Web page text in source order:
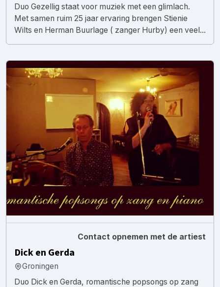
Duo Gezellig staat voor muziek met een glimlach.
Met samen ruim 25 jaar ervaring brengen Stienie
Wilts en Herman Buurlage ( zanger Hurby) een veel...
Contact opnemen met de artiest
Dick en Gerda
Groningen
Duo Dick en Gerda, romantische popsongs op zang